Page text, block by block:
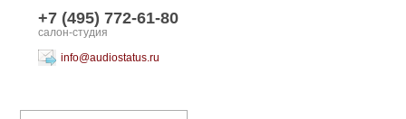
+7 (495) 772-61-80
салон-студия
info@audiostatus.ru